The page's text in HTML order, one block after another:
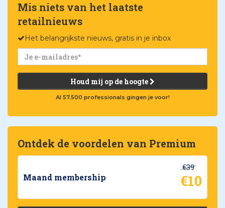
Mis niets van het laatste
retailnieuws
Het belangrijkste nieuws, gratis in je inbox
Houd mij op de hoogte
Al 57.500 professionals gingen je voor!
Ontdek de voordelen van Premium
Maand membership
€39
€10